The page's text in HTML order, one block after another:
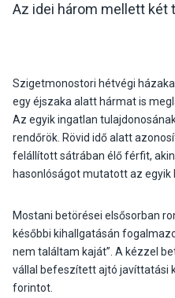
Az idei három mellett két
Szigetmonostori hétvégi
egy éjszaka alatt hármat is
Az egyik ingatlan
rendőrök. Rövid idő alatt
felállított sátrában élő férfit,
hasonlóságot mutatott az egyik
Mostani betörései elsősorban
későbbi kihallgatásán
nem találtam kaját”. A kézzel
vállal befeszített ajtó javíttatási
forintot.